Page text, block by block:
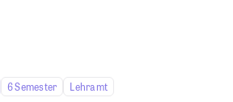
6 Semester
Lehramt